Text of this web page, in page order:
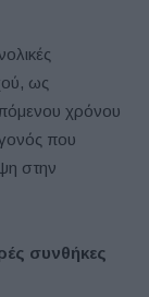
ως
χρόνου
που
στην
συνθήκες